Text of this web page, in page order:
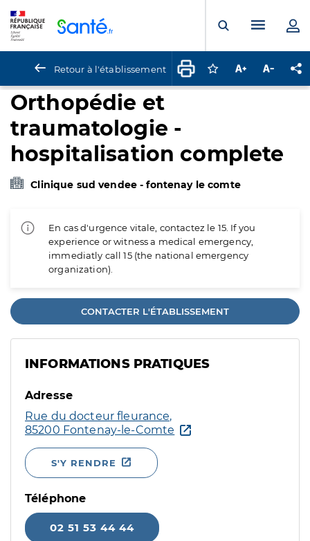
Ouvrir laMenu
Retour à l'établissement Connectez-vous
Augmenter la
Orthopédie et
traumatologie -
hospitalisation complete
Clinique sud vendee - fontenay le comte
En cas d'urgence vitale, contactez le 15. If you
experience or witness a medical emergency,
immediatly call 15 (the national emergency
organization).
CONTACTER L'ÉTABLISSEMENT
INFORMATIONS PRATIQUES
Adresse
Rue du docteur fleurance,
85200 Fontenay-le-Comte
S'Y RENDRE
Téléphone
02 51 53 44 44